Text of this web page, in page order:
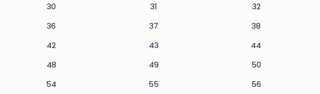
30
31 32
36
37 38
42
43 44
48
49 50
54
55 56